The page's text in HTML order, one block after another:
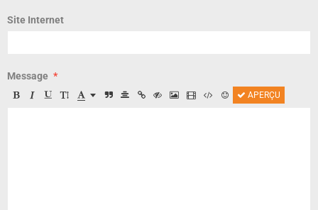
Site Internet
Message
APERÇU